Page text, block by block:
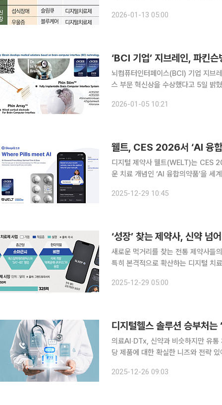
인가구의 건강관리 실천율은 전체 인
2026-01-13 05:00
‘BCI 기업’ 지브레인, 파킨
뇌컴퓨터인터페이스(BCI) 기업 지브
스 부문 혁신상을 수상했다고 5일 밝혔다. 지난
피질 모니터링 및 자극 시스템이
2026-01-05 10:21
웰트, CES 2026서 ‘AI 융
디지털 제약사 웰트(WELT)는 CES
운 치료 개념인 ‘AI 융합의약품’을 세계 최초 공개
AI 융합의약품은 의약품의 화학적 성
2025-12-29 10:45
‘성장’ 찾는 제약사, 신약 넘
새로운 먹거리를 찾는 전통 제약사들
특히 본격적으로 확산하는 디지털
통해 질병을 예방·관리하거나 치료 효
2025-12-29 05:00
디지털헬스 솔루션 승부처는
의료AI‧DTx, 신약과 비슷하지만 유
당 제품에 대한 확실한 니즈와 전략 있어야 최근 의료 인공지능(AI)과 디지털치료제 등
도입이 쉽지 않다. 이 시장에서 성패
2025-12-26 09:03